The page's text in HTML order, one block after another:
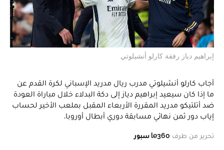
إبراهيم دياز رفقة كارلو أنشيلوتي
أجاب كارلو أنشيلوتي مدرب ريال مدريد الإسباني لكرة القدم عن
ما إذا كان سيعيد إبراهيم دياز إلى دكة البدلاء خلال مباراة العودة
ضد أتلتيكو مدريد المقررة الأربعاء المقبل بملعب الأخير لحساب
إياب دور ثمن نهائي مسابقة دوري أبطال أوروبا.
تحرير من طرف le360 سبور